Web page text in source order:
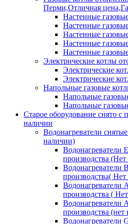
Перми,Отличная
Настенные
Настенные
Настенные
Настенные
Настенные
Электрические котлы
Электрические
Электрические
Напольные газовые
Напольные
Напольные
Старое оборудование снято с
наличии
Водонагреватели
наличии)
Водонагреватели
производства
Водонагреватели
производства(
Водонагреватели
производства (
Водонагреватели
производства
Водонагреватели